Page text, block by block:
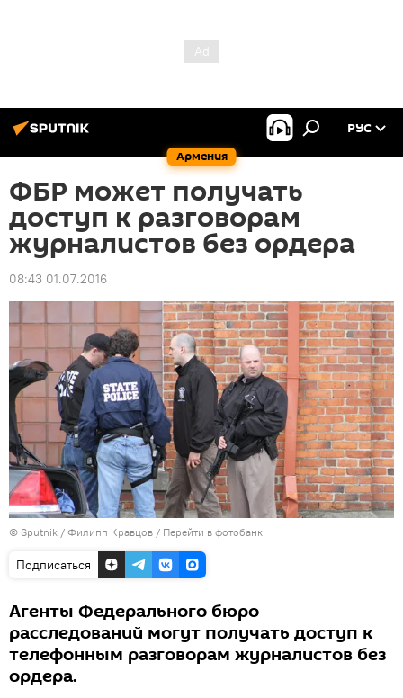
Армения
РУС
ФБР может получать
доступ к разговорам
журналистов без ордера
08:43 01.07.2016
© Sputnik / Филипп Кравцов / Перейти в фотобанк
Подписаться
Агенты Федерального бюро
расследований могут получать доступ к
телефонным разговорам журналистов без
ордера.